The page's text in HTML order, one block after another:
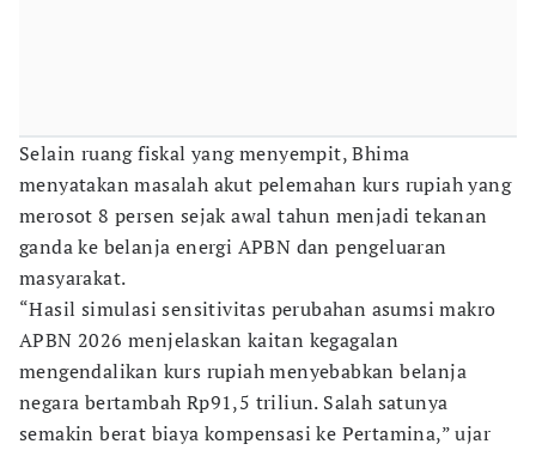
Selain ruang fiskal yang menyempit, Bhima
menyatakan masalah akut pelemahan kurs rupiah yang
merosot 8 persen sejak awal tahun menjadi tekanan
ganda ke belanja energi APBN dan pengeluaran
masyarakat.
“Hasil simulasi sensitivitas perubahan asumsi makro
APBN 2026 menjelaskan kaitan kegagalan
mengendalikan kurs rupiah menyebabkan belanja
negara bertambah Rp91,5 triliun. Salah satunya
semakin berat biaya kompensasi ke Pertamina,” ujar